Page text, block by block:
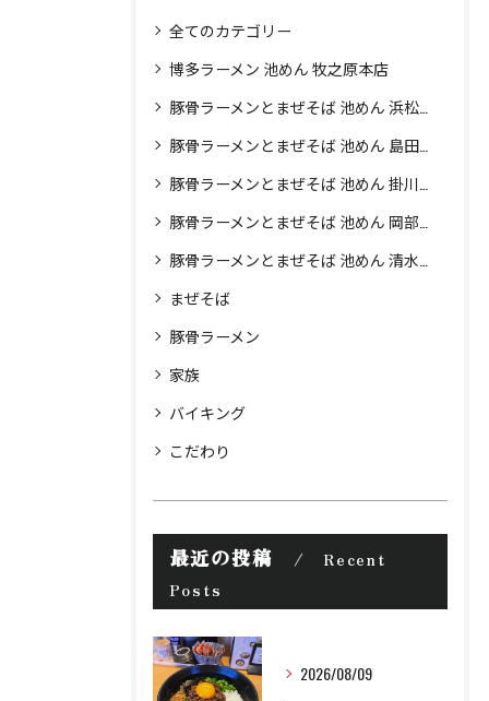
全てのカテゴリー
博多ラーメン 池めん 牧之原本店
豚骨ラーメンとまぜそば 池めん 浜松店
豚骨ラーメンとまぜそば 池めん 島田店
豚骨ラーメンとまぜそば 池めん 掛川店
豚骨ラーメンとまぜそば 池めん 岡部店
豚骨ラーメンとまぜそば 池めん 清水町店
まぜそば
豚骨ラーメン
家族
バイキング
こだわり
最近の投稿
Recent
Posts
2026/08/09